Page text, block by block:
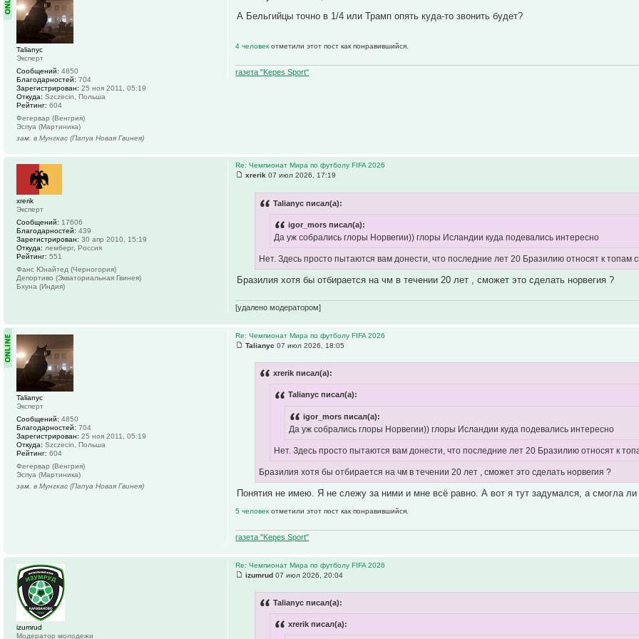
А Бельгийцы точно в 1/4 или Трамп опять куда-то звонить будет?
4 человекотметили этот пост как понравившийся.
газета "Kepes Sport"
Talianyc
Эксперт
Сообщений: 4850
Благодарностей: 704
Зарегистрирован: 25 ноя 2011, 05:19
Откуда: Szczecin, Польша
Рейтинг: 604
Фегервар (Венгрия)
Эспуа (Мартиника)
зам. в Мунгкас (Папуа Новая Гвинея)
Re: Чемпионат Мира по футболу FIFA 2026
xrerik 07 июл 2026, 17:19
Talianyc писал(а):
igor_mors писал(а):
Да уж собрались глоры Норвегии)) глоры Исландии куда подевались интересно
Нет. Здесь просто пытаются вам донести, что последние лет 20 Бразилию относят к топам
Бразилия хотя бы отбирается на чм в течении 20 лет , сможет это сделать норвегия ?
[удалено модератором]
xrerik
Эксперт
Сообщений: 17606
Благодарностей: 439
Зарегистрирован: 30 апр 2010, 15:19
Откуда: лемберг, Россия
Рейтинг: 551
Фанс Юнайтед (Черногория)
Депортиво (Экваториальная Гвинея)
Бхуна (Индия)
Re: Чемпионат Мира по футболу FIFA 2026
Talianyc 07 июл 2026, 18:05
xrerik писал(а):
Talianyc писал(а):
igor_mors писал(а):
Да уж собрались глоры Норвегии)) глоры Исландии куда подевались интересно
Нет. Здесь просто пытаются вам донести, что последние лет 20 Бразилию относят к
Бразилия хотя бы отбирается на чм в течении 20 лет , сможет это сделать норвегия ?
Понятия не имею. Я не слежу за ними и мне всё равно. А вот я тут задумался, а смогла
5 человекотметили этот пост как понравившийся.
газета "Kepes Sport"
Talianyc
Эксперт
Сообщений: 4850
Благодарностей: 704
Зарегистрирован: 25 ноя 2011, 05:19
Откуда: Szczecin, Польша
Рейтинг: 604
Фегервар (Венгрия)
Эспуа (Мартиника)
зам. в Мунгкас (Папуа Новая Гвинея)
Re: Чемпионат Мира по футболу FIFA 2026
izumrud 07 июл 2026, 20:04
Talianyc писал(а):
xrerik писал(а):
izumrud
Модератор молодежи